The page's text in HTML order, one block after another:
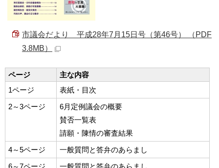
市議会だより 平成28年7月15日号（第46号） （PDF
3.8MB）
ページ
主な内容
1ページ
表紙・目次
2～3ページ
6月定例議会の概要
賛否一覧表
請願・陳情の審査結果
4～5ページ
一般質問と答弁のあらまし
6～7ページ
一般質問と答弁のあらまし